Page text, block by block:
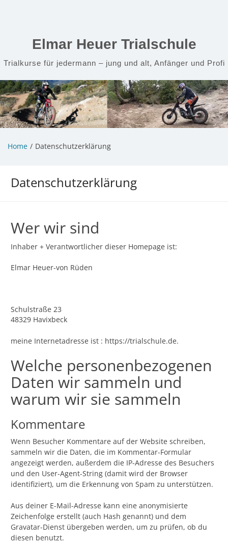
Elmar Heuer Trialschule
Trialkurse für jedermann – jung und alt, Anfänger und Profi
Home Datenschutzerklärung
Datenschutzerklärung
Wer wir sind
Inhaber + Verantwortlicher dieser Homepage ist:
Elmar Heuer-von Rüden
Schulstraße 23
48329 Havixbeck
meine Internetadresse ist : https://trialschule.de.
Welche personenbezogenen
Daten wir sammeln und
warum wir sie sammeln
Kommentare
Wenn Besucher Kommentare auf der Website schreiben,
sammeln wir die Daten, die im Kommentar-Formular
angezeigt werden, außerdem die IP-Adresse des Besuchers
und den User-Agent-String (damit wird der Browser
identifiziert), um die Erkennung von Spam zu unterstützen.
Aus deiner E-Mail-Adresse kann eine anonymisierte
Zeichenfolge erstellt (auch Hash genannt) und dem
Gravatar-Dienst übergeben werden, um zu prüfen, ob du
diesen benutzt.